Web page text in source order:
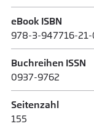
eBook ISBN
978-3-947716-21-
Buchreihen ISSN
0937-9762
Seitenzahl
155